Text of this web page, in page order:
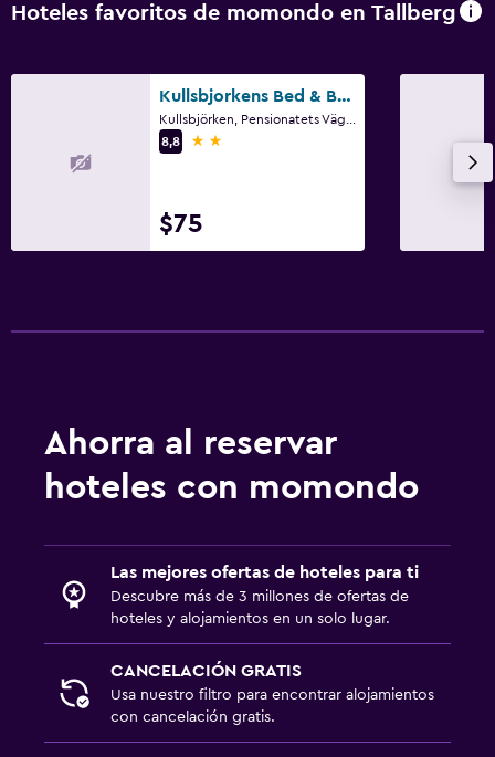
Hoteles favoritos de momondo en Tallberg
Kullsbjorkens Bed & Breakfast
8,8
2 estrellas
$75
Ahorra al reservar
hoteles con momondo
Las mejores ofertas de hoteles para ti
Descubre más de 3 millones de ofertas de
hoteles y alojamientos en un solo lugar.
CANCELACIÓN GRATIS
Usa nuestro filtro para encontrar alojamientos
con cancelación gratis.